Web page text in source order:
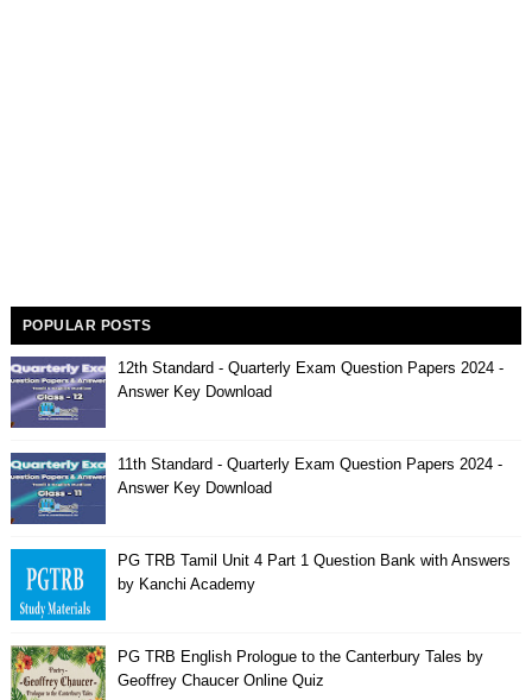
POPULAR POSTS
12th Standard - Quarterly Exam Question Papers 2024 -
Answer Key Download
11th Standard - Quarterly Exam Question Papers 2024 -
Answer Key Download
PG TRB Tamil Unit 4 Part 1 Question Bank with Answers
by Kanchi Academy
PG TRB English Prologue to the Canterbury Tales by
Geoffrey Chaucer Online Quiz